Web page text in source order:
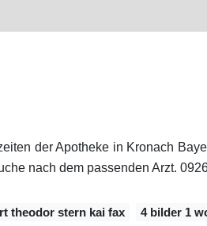
der Apotheke in Kronach
nach dem passenden Arzt.
theodor stern kai fax
4 bilder 1